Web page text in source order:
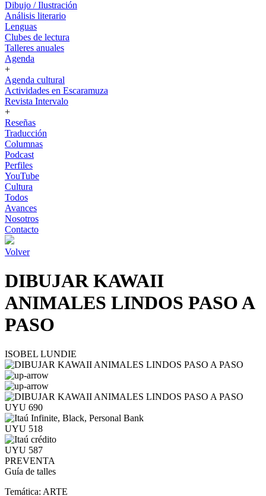
Dibujo / Ilustración
Análisis literario
Lenguas
Clubes de lectura
Talleres anuales
Agenda
+
Agenda cultural
Actividades en Escaramuza
Revista Intervalo
+
Reseñas
Traducción
Columnas
Podcast
Perfiles
YouTube
Cultura
Todos
Avances
Nosotros
Contacto
Volver
DIBUJAR KAWAII
ANIMALES LINDOS PASO A
PASO
ISOBEL LUNDIE
UYU 690
UYU 518
UYU 587
PREVENTA
Guía de talles
Temática: ARTE